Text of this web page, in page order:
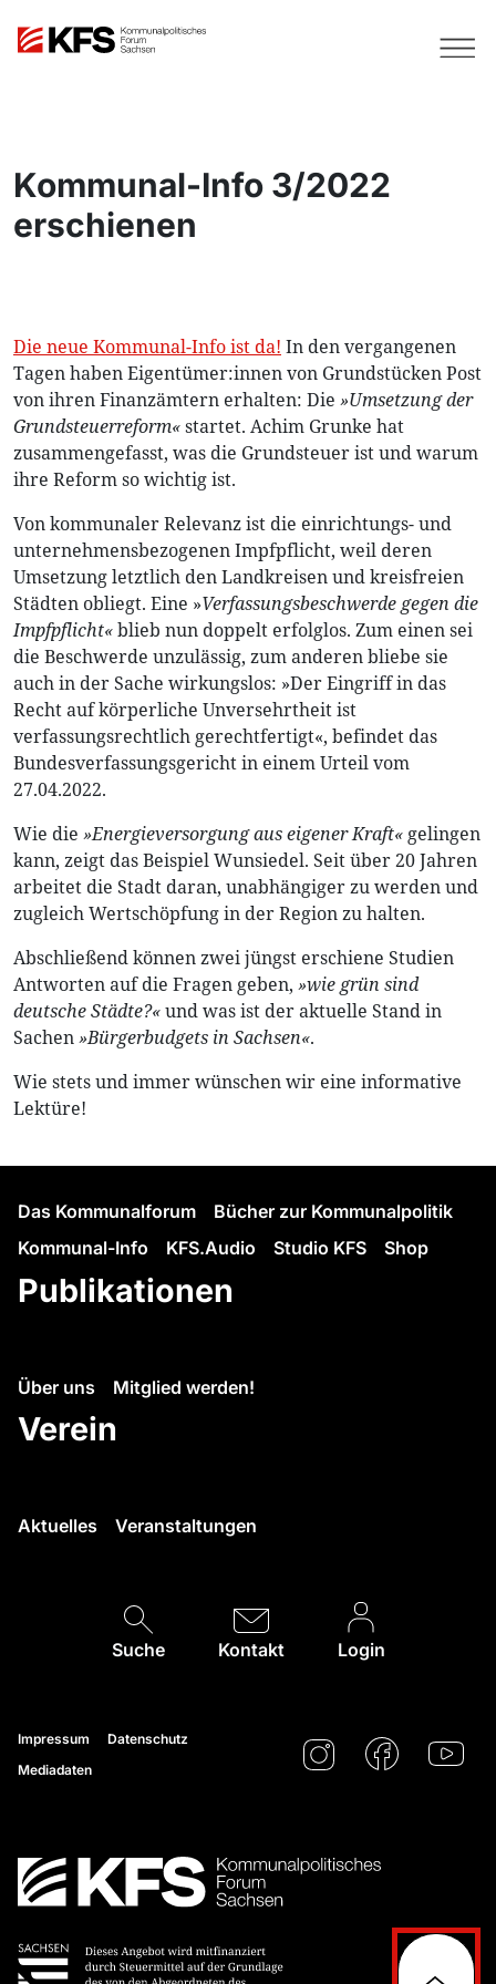
Kommunal-Info 3/2022
erschienen
Die neue Kommunal-Info ist da! In den vergangenen
Tagen haben Eigentümer:innen von Grundstücken Post
von ihren Finanzämtern erhalten: Die »Umsetzung der
Grundsteuerreform«startet. Achim Grunke hat
zusammengefasst, was die Grundsteuer ist und warum
ihre Reform so wichtig ist.
Von kommunaler Relevanz ist die einrichtungs- und
unternehmensbezogenen Impfpflicht, weil deren
Umsetzung letztlich den Landkreisen und kreisfreien
Städten obliegt. Eine »Verfassungsbeschwerde gegen die
Impfpflicht«blieb nun doppelt erfolglos. Zum einen sei
die Beschwerde unzulässig, zum anderen bliebe sie
auch in der Sache wirkungslos: »Der Eingriff in das
Recht auf körperliche Unversehrtheit ist
verfassungsrechtlich gerechtfertigt«, befindet das
Bundesverfassungsgericht in einem Urteil vom
27.04.2022.
Wie die »Energieversorgung aus eigener Kraft« gelingen
kann, zeigt das Beispiel Wunsiedel. Seit über 20 Jahren
arbeitet die Stadt daran, unabhängiger zu werden und
zugleich Wertschöpfung in der Region zu halten.
Abschließend können zwei jüngst erschiene Studien
Antworten auf die Fragen geben, »wie grün sind
deutsche Städte?«und was ist der aktuelle Stand in
Sachen»Bürgerbudgets in Sachsen«.
Wie stets und immer wünschen wir eine informative
Lektüre!
Das Kommunalforum
Bücher zur Kommunalpolitik
Kommunal-Info
KFS.Audio Studio KFS Shop
Publikationen
Über uns Mitglied werden!
Verein
Aktuelles Veranstaltungen
Suche Kontakt Login
Impressum
Datenschutz
Mediadaten